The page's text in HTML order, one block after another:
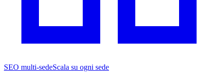
SEO multi-sedeScala su ogni sede